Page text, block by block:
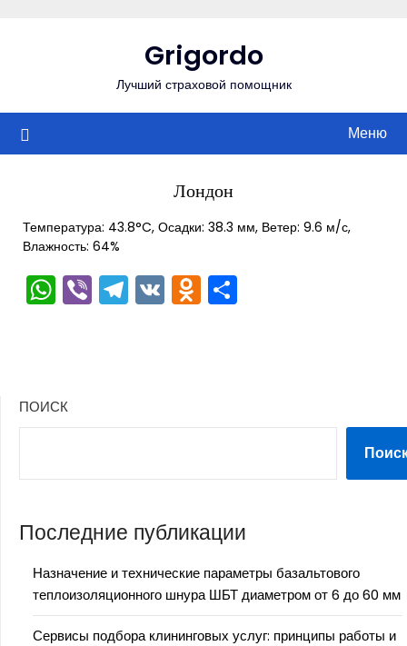
Grigordo
Лучший страховой помощник
Меню
Лондон
Температура: 43.8°C, Осадки: 38.3 мм, Ветер: 9.6 м/с,
Влажность: 64%
WhatsApp
ViberTelegram
VKOdnoklassniki
ПОИСК
Последние публикации
Назначение и технические параметры базальтового
теплоизоляционного шнура ШБТ диаметром от 6 до 60 мм
Сервисы подбора клининговых услуг: принципы работы и